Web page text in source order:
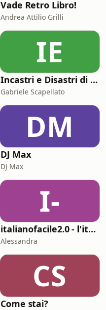
Vade Retro Libro!
Andrea Attilio Grilli
IE
Incastri e Disastri di Coppia
Gabriele Scapellato
DM
DJ Max
DJ Max
I-
italianofacile2.0 - l'italiano con le canzoni
Alessandra
CS
Come stai?